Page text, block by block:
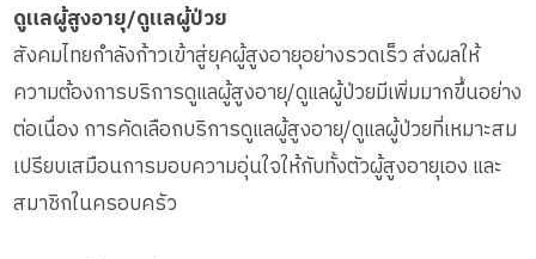
ดูแลผู้สูงอายุ/ดูแลผู้ป่วย
สังคมไทยกำลังก้าวเข้าสู่ยุคผู้สูงอายุอย่างรวดเร็ว ส่งผลให้
ความต้องการบริการดูแลผู้สูงอายุ/ดูแลผู้ป่วยมีเพิ่มมากขึ้นอย่าง
ต่อเนื่อง การคัดเลือกบริการดูแลผู้สูงอายุ/ดูแลผู้ป่วยที่เหมาะสม
เปรียบเสมือนการมอบความอุ่นใจให้กับทั้งตัวผู้สูงอายุเอง และ
สมาชิกในครอบครัว